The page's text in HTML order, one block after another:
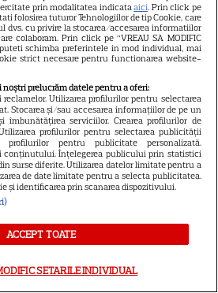
VEDETE STRĂINE
Elon Musk, atac la adresa
regizorului premiat cu Oscar
care a realizat documentarul
despre viața sa. Filmul are 232
de minute
VEDETE STRĂINE
Marvel are un nou Black
Panther. David Jonsson preia
moștenirea lui Chadwick
prin modalitatea indicataaici. Prin click pe
folosirea tuturor Tehnologiilor de tip Cookie, care
dvs. cu privire la stocarea/accesarea informatiilor
colaboram. Prin click pe “VREAU SA MODIFIC
puteti schimba preferintele in mod individual, mai
strict necesare pentru functionarea website-
prelucrăm datele pentru a oferi:
reclamelor. Utilizarea profilurilor pentru selectarea
Stocarea și/sau accesarea informațiilor de pe un
îmbunătățirea serviciilor. Crearea profilurilor de
profilurilor pentru selectarea publicității
profilurilor pentru publicitate personalizată.
conținutului. Înțelegerea publicului prin statistici
surse diferite. Utilizarea datelor limitate pentru a
de date limitate pentru a selecta publicitatea.
și identificarea prin scanarea dispozitivului.
ACCEPT TOATE
SETARILE INDIVIDUAL